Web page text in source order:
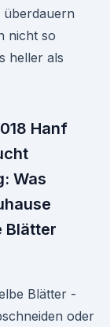
nicht so
heller als
Hanf
Was
Blätter
Blätter -
oder